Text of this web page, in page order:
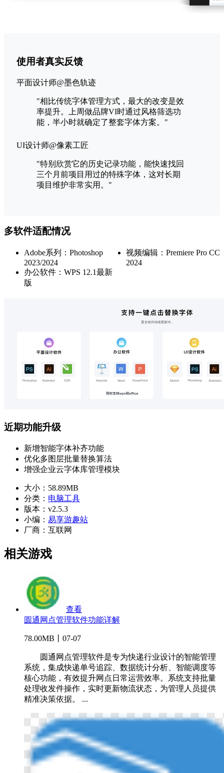
使用者真实反馈
平面设计师@墨色轨迹
"相比传统字体管理方式，最大的改变是效
率提升。上周做品牌VI时通过风格筛选功
能，半小时就确定了整套字体方案。"
UI设计师@像素工匠
"特别欣赏它的历史记录功能，能快速找回
三个月前项目用过的特殊字体，这对长期
项目维护非常实用。"
多软件适配情况
Adobe系列：Photoshop
2023/2024
办公软件：WPS 12.1最新
版
视频编辑：Premiere Pro CC
2024
近期功能升级
新增智能字体补齐功能
优化多图层批量替换算法
增强企业云字体库管理模块
大小： 58.89MB
分类： 电脑工具
版本： v2.5.3
小编： 易享游趣站
厂商： 互联网
相关游戏
查看
圆通网点管理软件功能详解
78.00MB丨07-07
圆通网点管理软件是专为快递行业设计的智能管理
系统，集成快递单号追踪、数据统计分析、智能调度等
核心功能，有效提升网点日常运营效率。系统支持批量
处理收发件操作，实时更新物流状态，为管理人员提供
精准决策依据。 ...